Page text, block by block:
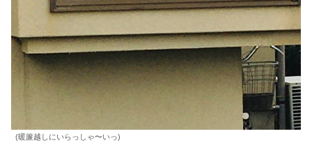
(暖簾越しにいらっしゃ〜いっ)